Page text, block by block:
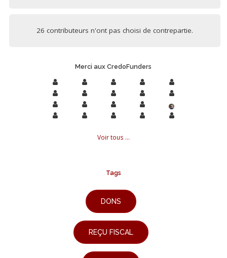
26 contributeurs n'ont pas choisi de contrepartie.
Merci aux CredoFunders
Voir tous ...
Tags
DONS
REÇU FISCAL